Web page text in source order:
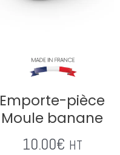
Emporte-pièce
Moule banane
10.00€ HT